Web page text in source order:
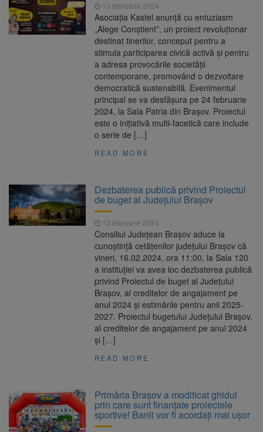
13 februarie 2024
Asociația Kastel anunță cu entuziasm
„Alege Conștient”, un proiect revoluționar
destinat tinerilor, conceput pentru a
stimula participarea civică activă și pentru
a adresa provocările societății
contemporane, promovând o dezvoltare
democratică sustenabilă. Evenimentul
principal se va desfășura pe 24 februarie
2024, la Sala Patria din Brașov. Proiectul
este o inițiativă multi-facetică care include
o serie de […]
READ MORE
Dezbaterea publică privind Proiectul
de buget al Judeţului Braşov
13 februarie 2024
Consiliul Județean Brașov aduce la
cunoștință cetățenilor județului Brașov că
vineri, 16.02.2024, ora 11:00, la Sala 120
a instituţiei va avea loc dezbaterea publică
privind Proiectul de buget al Judeţului
Braşov, al creditelor de angajament pe
anul 2024 și estimările pentru anii 2025-
2027. Proiectul bugetului Județului Brașov,
al creditelor de angajament pe anul 2024
și […]
READ MORE
Primăria Brașov a modificat ghidul
prin care sunt finanțate proiectele
sportive! Banii vor fi acordați mai ușor